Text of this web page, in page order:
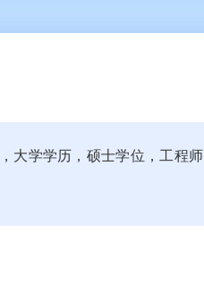
大学学历，硕士学位，工程